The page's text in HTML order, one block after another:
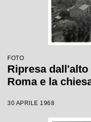
FOTO
Ripresa
Roma e la
30 APRILE 1968